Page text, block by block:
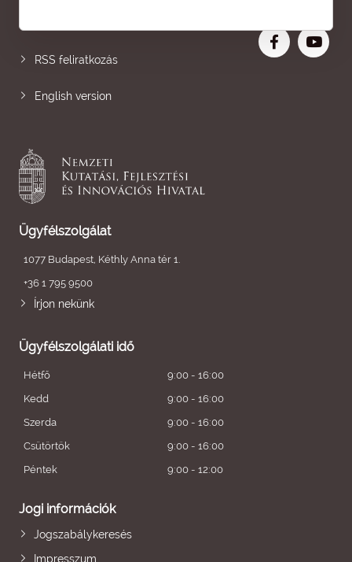
RSS feliratkozás
English version
Ügyfélszolgálat
1077 Budapest, Kéthly Anna tér 1.
+36 1 795 9500
Írjon nekünk
Ügyfélszolgálati idő
Hétfő
9:00 - 16:00
Kedd
9:00 - 16:00
Szerda
9:00 - 16:00
Csütörtök
9:00 - 16:00
Péntek
9:00 - 12:00
Jogi információk
Jogszabálykeresés
Impresszum